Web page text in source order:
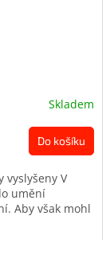
Skladem
Do košíku
vyslyšeny V
umění
Aby však mohl